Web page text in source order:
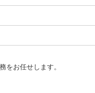
をお任せします。